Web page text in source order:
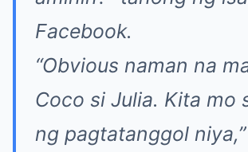
Facebook.
“Obvious naman na
Coco si Julia. Kita mo
ng pagtatanggol